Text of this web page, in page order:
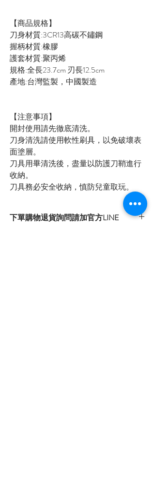
【商品規格】
刀身材質:3CR13高碳不鏽鋼
握柄材質:橡膠
護套材質:聚丙烯
規格:全長23.7cm 刃長12.5cm
產地:台灣監製，中國製造
【注意事項】
開封使用請先徹底清洗。
刀身清洗請使用軟性刷具，以免破壞表
面塗層。
刀具用畢清洗後，盡量以防護刀鞘進行
收納。
刀具務必安全收納，慎防兒童取玩。
下單購物退貨詢問請加官方LINE